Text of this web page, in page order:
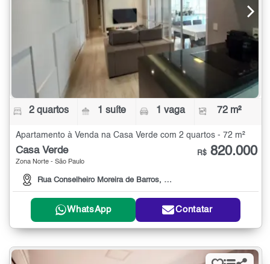
2 quartos 1 suíte 1 vaga 72 m²
Apartamento à Venda na Casa Verde com 2 quartos - 72 m²
Casa Verde
Zona Norte - São Paulo
Rua Conselheiro Moreira de Barros, 2287
R$ 820.000
WhatsApp Contatar